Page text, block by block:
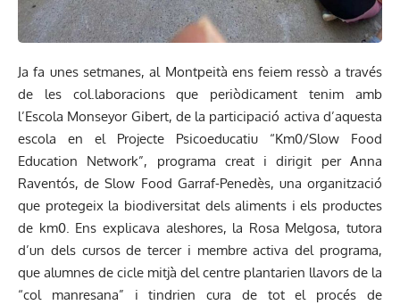
Ja fa unes setmanes, al Montpeità ens feiem ressò a través
de les col.laboracions que periòdicament tenim amb
l’Escola Monseyor Gibert, de la participació activa d’aquesta
escola en el Projecte Psicoeducatiu “Km0/Slow Food
Education Network”, programa creat i dirigit per Anna
Raventós, de Slow Food Garraf-Penedès, una organització
que protegeix la biodiversitat dels aliments i els productes
de km0. Ens explicava aleshores, la Rosa Melgosa, tutora
d’un dels cursos de tercer i membre activa del programa,
que alumnes de cicle mitjà del centre plantarien llavors de la
“col manresana” i tindrien cura de tot el procés de